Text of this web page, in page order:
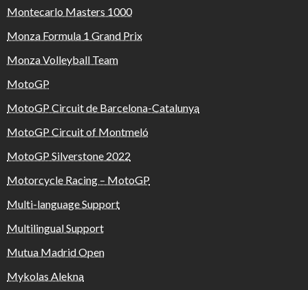
Montecarlo Masters 1000
Monza Formula 1 Grand Prix
Monza Volleyball Team
MotoGP
MotoGP Circuit de Barcelona-Catalunya
MotoGP Circuit of Montmeló
MotoGP Silverstone 2022
Motorcycle Racing – MotoGP
Multi-language Support
Multilingual Support
Mutua Madrid Open
Mykolas Alekna